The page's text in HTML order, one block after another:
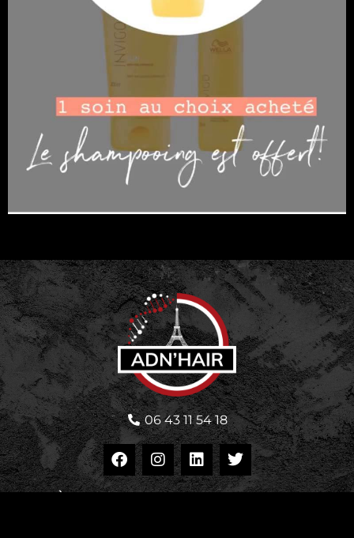
06 43 11 54 18
ACCÈS RAPIDE